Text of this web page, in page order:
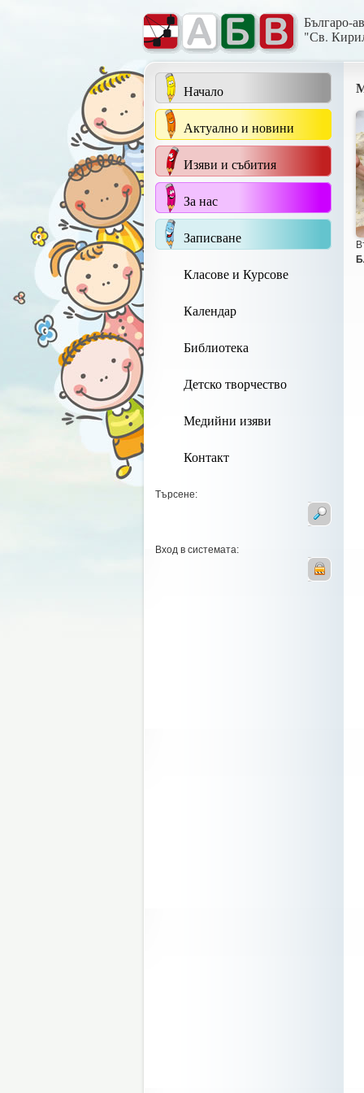
Българо-
"Св.
Начало
Актуално и новини
Изяви и събития
За нас
Записване
Класове и Курсове
Календар
Библиотека
Детско творчество
Медийни изяви
Контакт
Търсене:
Вход в системата: